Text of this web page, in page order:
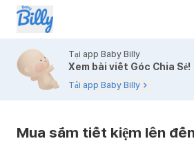
Tại app Baby Billy
Xem bài viết Góc Chia Sẻ!
Tải app Baby Billy
Mua sắm tiết kiệm lên